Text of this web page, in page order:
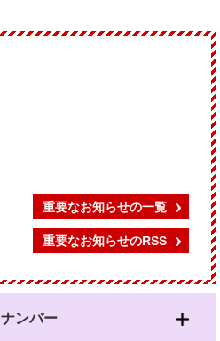
重要なお知らせの一覧
重要なお知らせのRSS
ンバー